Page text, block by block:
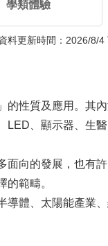
學類體驗
料更新時間：2026/8/4
的性質及應用。其
LED、顯示器、生
面向的發展，也有
範疇。
體、太陽能產業、